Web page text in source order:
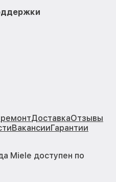
ДоставкаОтзывы
ВакансииГарантии
Miele доступен по